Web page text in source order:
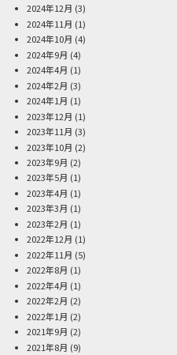
2024年12月 (3)
2024年11月 (1)
2024年10月 (4)
2024年9月 (4)
2024年4月 (1)
2024年2月 (3)
2024年1月 (1)
2023年12月 (1)
2023年11月 (3)
2023年10月 (2)
2023年9月 (2)
2023年5月 (1)
2023年4月 (1)
2023年3月 (1)
2023年2月 (1)
2022年12月 (1)
2022年11月 (5)
2022年8月 (1)
2022年4月 (1)
2022年2月 (2)
2022年1月 (2)
2021年9月 (2)
2021年8月 (9)